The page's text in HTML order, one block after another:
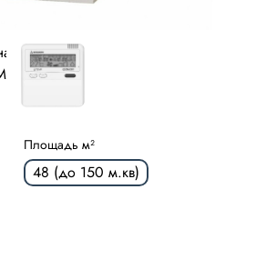
Площадь м²
48 (до 150 м.кв)